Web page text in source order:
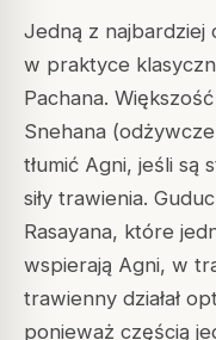
Jedną z najbardziej
w praktyce
Pachana.
Snehana
tłumić Agni, jeśli są
siły trawienia.
Rasayana, które
wspierają Agni, w
trawienny działał
ponieważ częścią